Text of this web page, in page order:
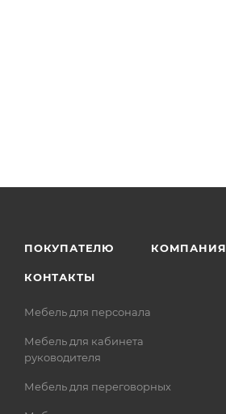
ПОКУПАТЕЛЮ КОМПАНИЯ
КОНТАКТЫ
Мебель для персонала
Мебель для кабинета
руководителя
Мебель для переговорных